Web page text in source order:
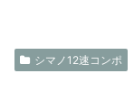
シマノ12速コンポ